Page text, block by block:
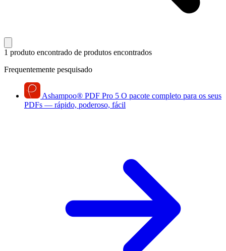
1 produto encontrado de produtos encontrados
Frequentemente pesquisado
Ashampoo® PDF Pro 5 O pacote completo para os seus
PDFs — rápido, poderoso, fácil